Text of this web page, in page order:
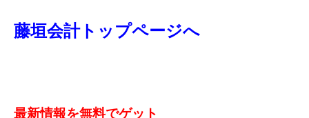
藤垣会計トップページへ
最新情報を無料でゲット